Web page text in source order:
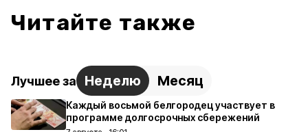
Читайте также
Лучшее за Неделю Месяц
Каждый восьмой белгородец участвует в
программе долгосрочных сбережений